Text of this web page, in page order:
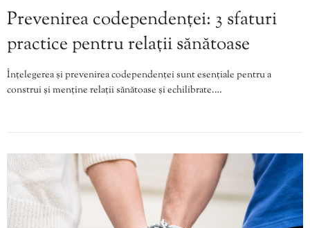
Prevenirea codependenței: 3 sfaturi
practice pentru relații sănătoase
Înțelegerea și prevenirea codependenței sunt esențiale pentru a
construi și menține relații sănătoase și echilibrate.…